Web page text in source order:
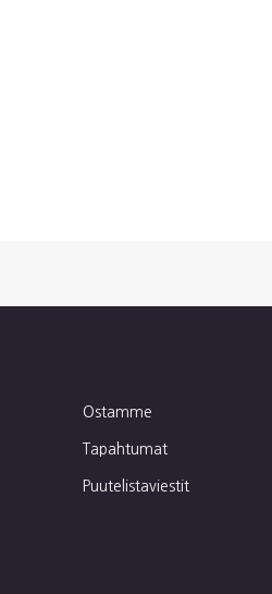
Ostamme
Tapahtumat
Puutelistaviestit